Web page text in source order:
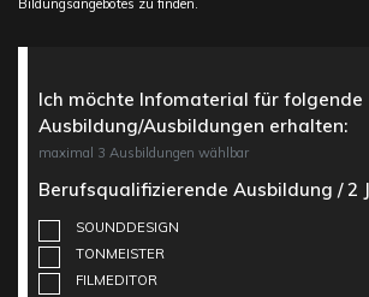
Ich möchte Infomaterial für folgende
Ausbildung/Ausbildungen erhalten:
maximal 3 Ausbildungen wählbar
Berufsqualifizierende Ausbildung / 2
SOUNDDESIGN
TONMEISTER
FILMEDITOR